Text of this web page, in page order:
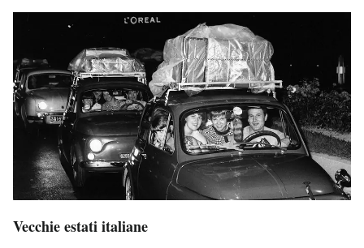
Vecchie estati italiane